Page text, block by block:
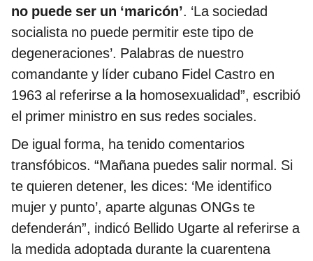
no puede ser un ‘maricón’. ‘La sociedad
socialista no puede permitir este tipo de
degeneraciones’. Palabras de nuestro
comandante y líder cubano Fidel Castro en
1963 al referirse a la homosexualidad”, escribió
el primer ministro en sus redes sociales.
De igual forma, ha tenido comentarios
transfóbicos. “Mañana puedes salir normal. Si
te quieren detener, les dices: ‘Me identifico
mujer y punto’, aparte algunas ONGs te
defenderán”, indicó Bellido Ugarte al referirse a
la medida adoptada durante la cuarentena